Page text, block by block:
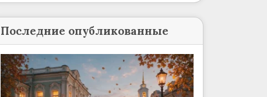
Последние опубликованные